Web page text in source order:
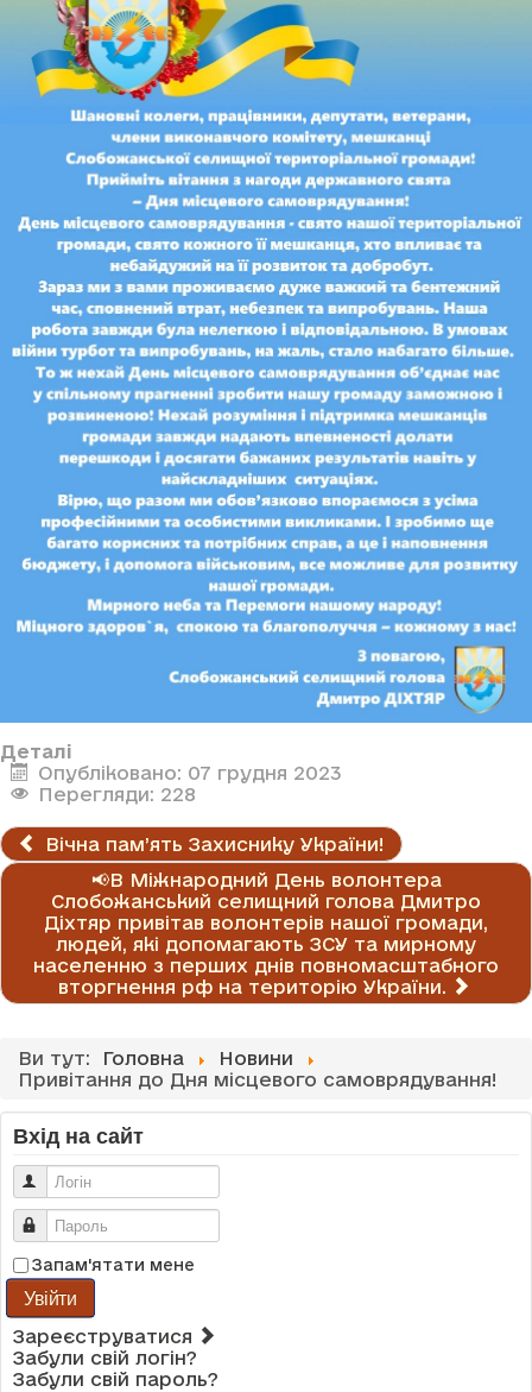
Деталі
Опубліковано: 07 грудня 2023
Перегляди: 228
Вічна пам’ять Захиснику України!
📢В Міжнародний День волонтера
Слобожанський селищний голова Дмитро
Діхтяр привітав волонтерів нашої громади,
людей, які допомагають ЗСУ та мирному
населенню з перших днів повномасштабного
вторгнення рф на територію України.
Ви тут: Головна
Новини
Привітання до Дня місцевого самоврядування!
Вхід на сайт
Логін
Пароль
Запам'ятати мене
Увійти
Зареєструватися
Забули свій логін?
Забули свій пароль?